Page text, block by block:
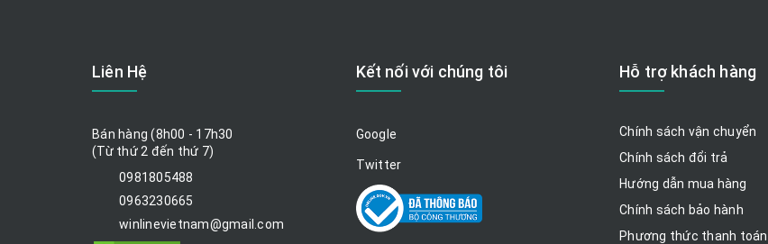
Liên Hệ
Bán hàng (8h00 - 17h30
(Từ thứ 2 đến thứ 7)
0981805488
0963230665
winlinevietnam@gmail.com
Kết nối với chúng tôi
Google
Twitter
Hỗ trợ khách hàng
Chính sách vận chuyển
Chính sách đổi trả
Hướng dẫn mua hàng
Chính sách bảo hành
Phương thức thanh toán